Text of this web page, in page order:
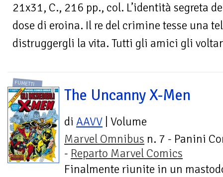
21x31, C., 216 pp., col. L’identità segreta
dose di eroina. Il re del crimine tesse una
distruggergli la vita. Tutti gli amici gli
FUMETTI
The Uncanny X-Men
di AAVV | Volume
Marvel Omnibus n. 7 - Panini
- Reparto Marvel Comics
Finalmente riunite in un